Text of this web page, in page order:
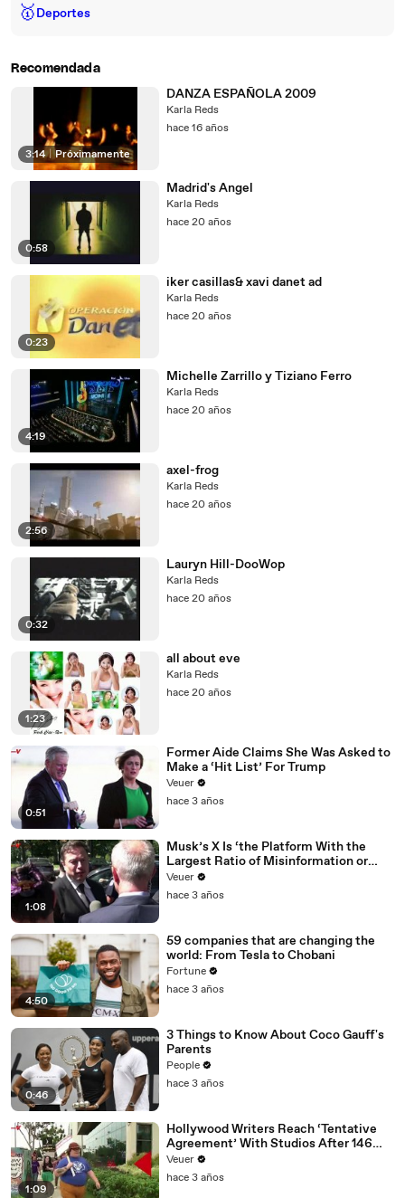
🥇Deportes
Recomendada
3:14 | Próximamente
DANZA ESPAÑOLA 2009
Karla Reds
hace 16 años
0:58
Madrid's Angel
Karla Reds
hace 20 años
0:23
iker casillas& xavi danet ad
Karla Reds
hace 20 años
4:19
Michelle Zarrillo y Tiziano Ferro
Karla Reds
hace 20 años
2:56
axel-frog
Karla Reds
hace 20 años
0:32
Lauryn Hill-DooWop
Karla Reds
hace 20 años
1:23
all about eve
Karla Reds
hace 20 años
0:51
Former Aide Claims She Was Asked to
Make a ‘Hit List’ For Trump
Veuer
hace 3 años
1:08
Musk’s X Is ‘the Platform With the
Largest Ratio of Misinformation or
Disinformation’ Amongst All Social
Media Platforms
Veuer
hace 3 años
4:50
59 companies that are changing the
world: From Tesla to Chobani
Fortune
hace 3 años
0:46
3 Things to Know About Coco Gauff's
Parents
People
hace 3 años
1:09
Hollywood Writers Reach ‘Tentative
Agreement’ With Studios After 146
Day Strike
Veuer
hace 3 años